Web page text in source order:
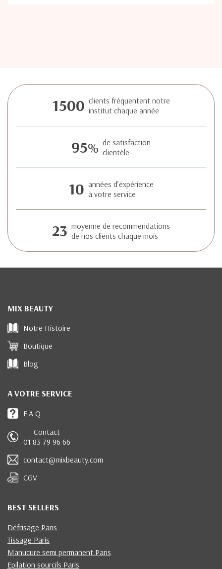
1500 clients fréquentent notre
institut chaque année
95% de satisfaction
clientèle
10 années d’éxpérience
à votre service
23 moyenne de recommendations
de nos clients chaque mois
MIX BEAUTY
Notre Histoire
Boutique
Blog
A VOTRE SERVICE
F.A.Q.
Contact
01 83 79 96 66
contact@mixbeauty.com
CGV
BEST SELLERS
Défrisage Paris
Tissage Paris
Manucure semi permanent Paris
Epilation sourcils Paris